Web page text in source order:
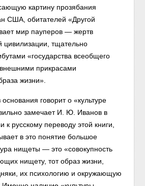
картину прозябания
США, обитателей «Другой
мир пауперов — жертв
цивилизации, тщательно
«государства всеобщего
прикрасами
жизни».
говорит о «культуре
замечает И. Ю. Иванов в
к русскому переводу этой книги,
в это понятие большое
нищеты — это «совокупность
нищету, тот образ жизни,
их психологию и окружающую